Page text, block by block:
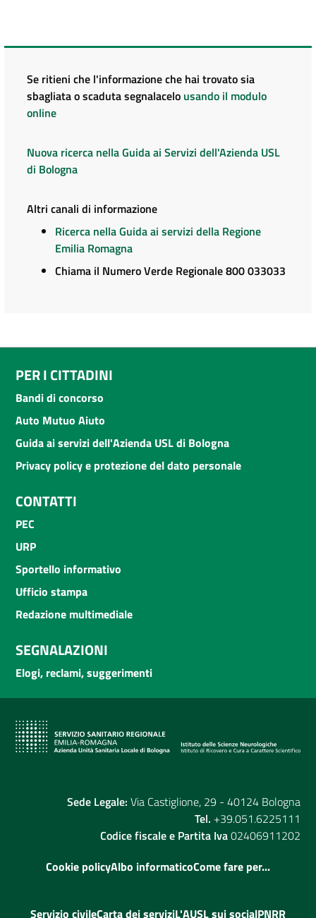
Se ritieni che l'informazione che hai trovato sia
sbagliata o scaduta segnalacelo usando il modulo
online
Nuova ricerca nella Guida ai Servizi dell'Azienda USL
di Bologna
Altri canali di informazione
Ricerca nella Guida ai servizi della Regione
Emilia Romagna
Chiama il Numero Verde Regionale 800 033033
PER I CITTADINI
Bandi di concorso
Auto Mutuo Aiuto
Guida ai servizi dell'Azienda USL di Bologna
Privacy policy e protezione del dato personale
CONTATTI
PEC
URP
Sportello informativo
Ufficio stampa
Redazione multimediale
SEGNALAZIONI
Elogi, reclami, suggerimenti
Sede Legale: Via Castiglione, 29 - 40124 Bologna
Tel. +39.051.6225111
Codice fiscale e Partita Iva02406911202
Cookie policyAlbo informaticoCome fare per...
Servizio civileCarta dei serviziL'AUSL sui socialPNRR